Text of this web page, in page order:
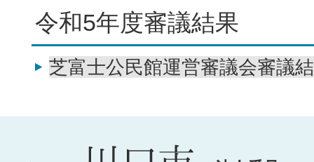
令和5年度審議結果
芝富士公民館運営審議会審議